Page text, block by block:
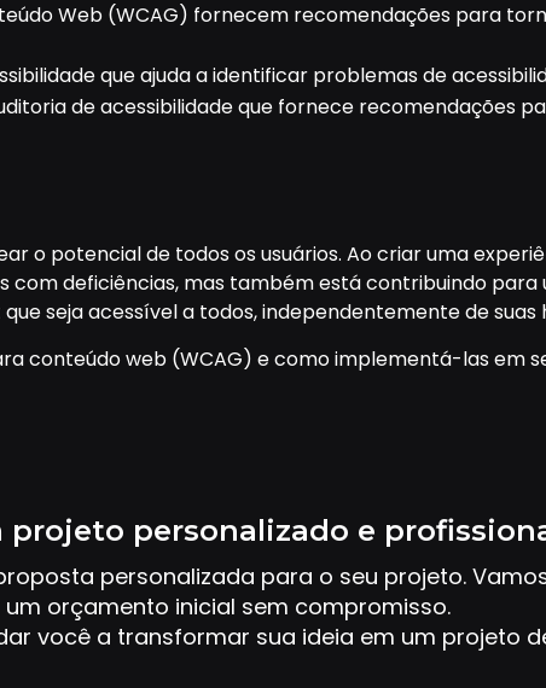
Web (WCAG) fornecem recomendações para
que ajuda a identificar problemas de
de acessibilidade que fornece recomendações
o potencial de todos os usuários. Ao criar uma
com deficiências, mas também está contribuindo para
seja acessível a todos, independentemente de suas
conteúdo web (WCAG) e como implementá-las em
projeto personalizado e
personalizada para o seu projeto.
um orçamento inicial sem compromisso.
você a transformar sua ideia em um projeto